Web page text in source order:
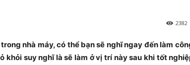
2382
trong nhà máy, có thể bạn sẽ nghĩ ngay đến làm
khỏi suy nghĩ là sẽ làm ở vị trí này sau khi tốt